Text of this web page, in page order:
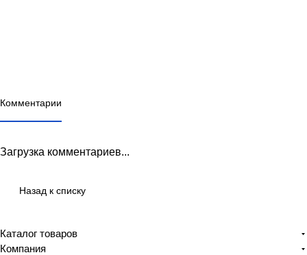
Комментарии
Загрузка комментариев...
Назад к списку
Каталог товаров
Компания